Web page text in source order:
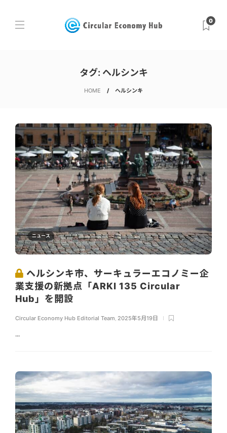
0
タグ: ヘルシンキ
HOME ヘルシンキ
ニュース
ヘルシンキ市、サーキュラーエコノミー企
業支援の新拠点「ARKI 135 Circular
Hub」を開設
Circular Economy Hub Editorial Team 2025年5月19日
...